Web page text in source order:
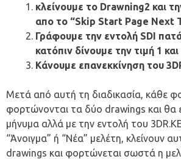
κλείνουμε το Drawning2 και
απο το “Skip Start Page Next
Γράφουμε την εντολή SDI
κατόπιν δίνουμε την τιμή 1 και
Κάνουμε επανεκκίνηση του
Μετά από αυτή τη διαδικασία, κάθε
φορτώνονται τα δύο drawings και θα
μήνυμα αλλά με την εντολή του
“Άνοιγμα” ή “Νέα” μελέτη, κλείνουν
drawings και φορτώνεται σωστά η